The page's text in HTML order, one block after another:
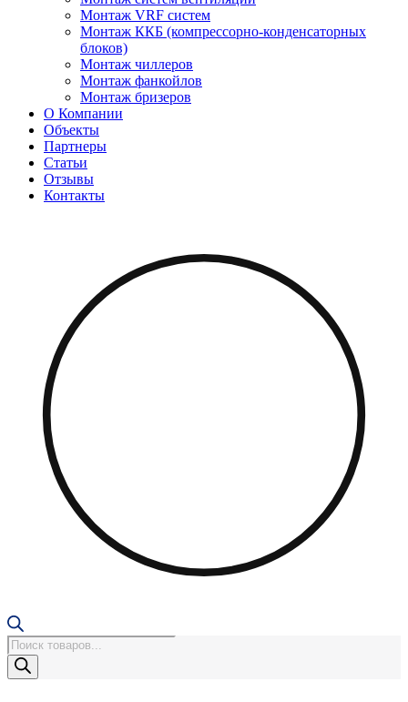
Монтаж VRF систем
Монтаж ККБ (компрессорно-конденсаторных
блоков)
Монтаж чиллеров
Монтаж фанкойлов
Монтаж бризеров
О Компании
Объекты
Партнеры
Статьи
Отзывы
Контакты
Поиск
товаров